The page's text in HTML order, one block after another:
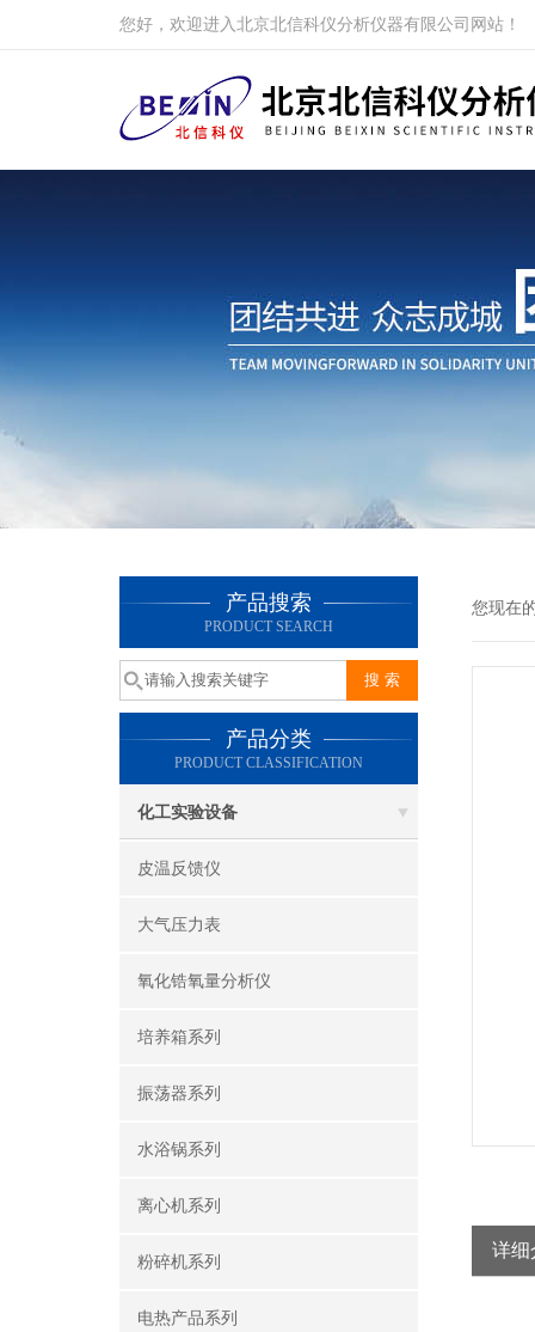
您好，欢迎进入北京北信科仪分析仪器有限公司网站！
产品搜索
PRODUCT SEARCH
产品分类
PRODUCT CLASSIFICATION
化工实验设备
皮温反馈仪
大气压力表
氧化锆氧量分析仪
培养箱系列
振荡器系列
水浴锅系列
离心机系列
粉碎机系列
电热产品系列
您现在
详细